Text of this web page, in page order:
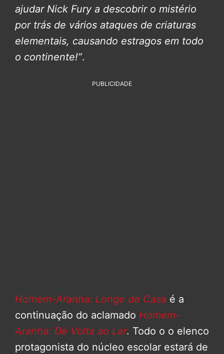
ajudar Nick Fury a descobrir o mistério
por trás de vários ataques de criaturas
elementais, causando estragos em todo
o continente!”.
PUBLICIDADE
Homem-Aranha: Longe de Casa é a
continuação do aclamado Homem-
Aranha: De Volta ao Lar. Todo o o elenco
protagonista do núcleo escolar estará de